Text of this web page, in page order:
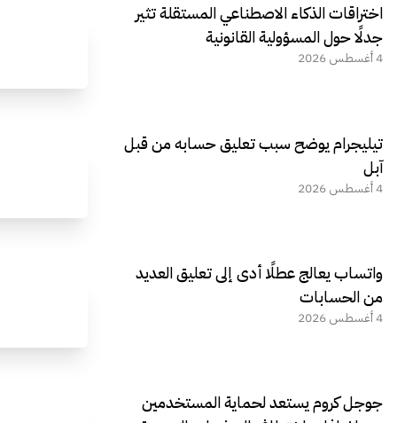
اختراقات الذكاء الاصطناعي المستقلة تثير
جدلًا حول المسؤولية القانونية
4 أغسطس 2026
تيليجرام يوضح سبب تعليق حسابه من قبل
آبل
4 أغسطس 2026
واتساب يعالج عطلًا أدى إلى تعليق العديد
من الحسابات
4 أغسطس 2026
جوجل كروم يستعد لحماية المستخدمين